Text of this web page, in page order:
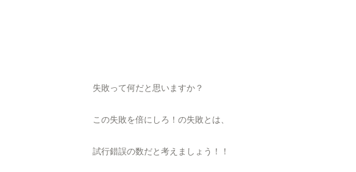
失敗って何だと思いますか？
この失敗を倍にしろ！の失敗とは、
試行錯誤の数だと考えましょう！！